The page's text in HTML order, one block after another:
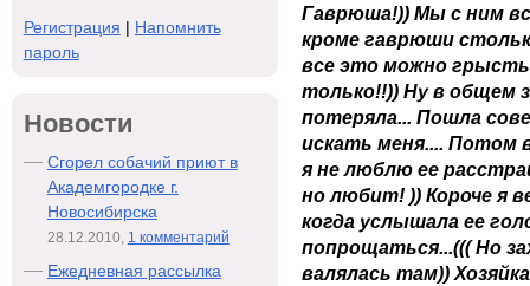
Гаврюша!)) Мы с ним
кроме гаврюши
все это можно
только!!)) Ну в общем
потеряла... Пошла
искать меня.... Потом
я не люблю ее
но любит! )) Короче я
когда услышала ее
попрощаться...((( Но
валялась там))
Регистрация | Напомнить
пароль
Новости
Сгорел собачий приют в
Академгородке г.
Новосибирска
28.12.2010, 1 комментарий
Ежедневная рассылка